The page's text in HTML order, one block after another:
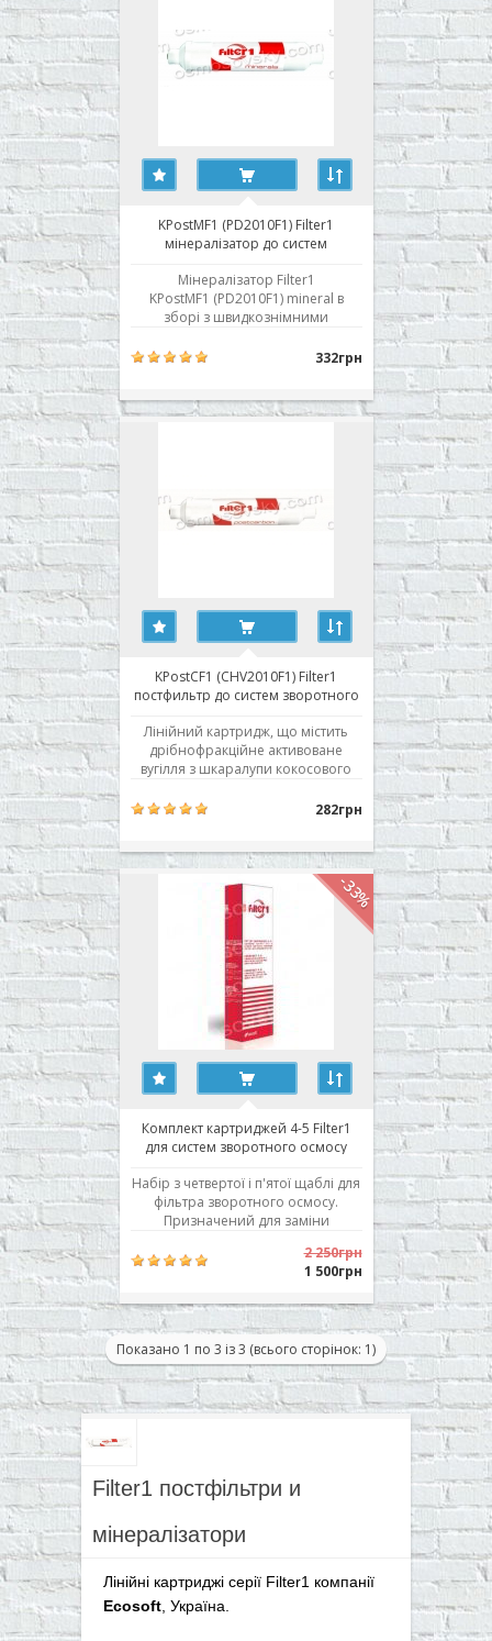
KPostMF1 (PD2010F1) Filter1
мінералізатор до систем
Мінералізатор Filter1
KPostMF1 (PD2010F1) mineral в
зборі з швидкознімними
ремінералізації води після
кальциту і активованого
332грн
KPostСF1 (CHV2010F1) Filter1
постфильтр до систем зворотного
Лінійний картридж, що містить
дрібнофракційне активоване
вугілля з шкаралупи кокосового
усуває сторонні газоподібні
1/4 дюйма. Купити посткарбон
зворотного осмосу Filter1
KPostСF1 (CHV2010F1) ..
282грн
-33%
Комплект картриджей 4-5 Filter1
для систем зворотного осмосу
Набір з четвертої і п'ятої щаблі для
фільтра зворотного осмосу.
Призначений для заміни
постфільтру. Мембрана Filmtec
TW30-1812-36 зроблена компанією
Зворотньоосмотична мембрана -
головний елемент фільтра
зворотного осмосу. Від
властивостей саме ме..
2 250грн
1 500грн
Показано 1 по 3 із 3 (всього сторінок: 1)
Filter1 постфільтри и
мінералізатори
Лінійні картриджі серії Filter1 компанії
Ecosoft , Україна.